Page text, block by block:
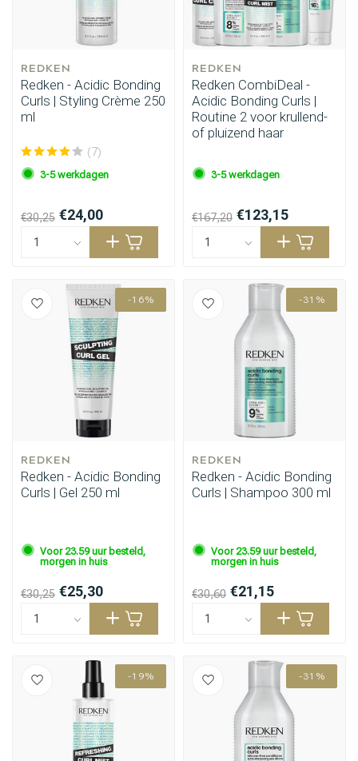
REDKEN
Redken - Acidic Bonding
Curls | Styling Crème 250
ml
(7)
3-5 werkdagen
€30,25 €24,00
REDKEN
Redken CombiDeal -
Acidic Bonding Curls |
Routine 2 voor krullend-
of pluizend haar
3-5 werkdagen
€167,20 €123,15
-16%
REDKEN
Redken - Acidic Bonding
Curls | Gel 250 ml
Voor 23.59 uur besteld,
morgen in huis
€30,25 €25,30
-31%
REDKEN
Redken - Acidic Bonding
Curls | Shampoo 300 ml
Voor 23.59 uur besteld,
morgen in huis
€30,60 €21,15
-19% -31%